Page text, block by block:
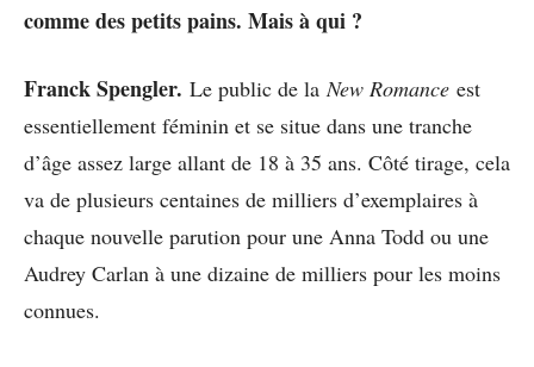
comme des petits pains. Mais à qui ?
Franck Spengler. Le public de la New Romance est
essentiellement féminin et se situe dans une tranche
d’âge assez large allant de 18 à 35 ans. Côté tirage, cela
va de plusieurs centaines de milliers d’exemplaires à
chaque nouvelle parution pour une Anna Todd ou une
Audrey Carlan à une dizaine de milliers pour les moins
connues.